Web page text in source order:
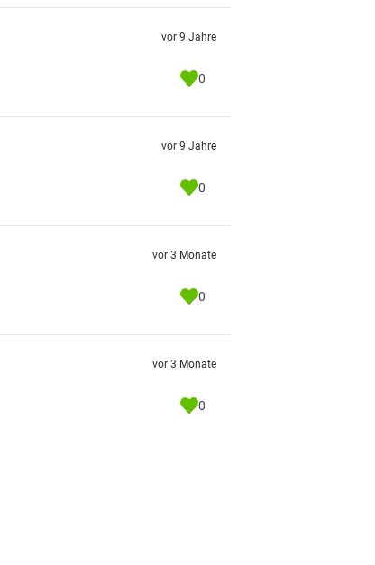
vor 9 Jahre
0
vor 9 Jahre
0
vor 3 Monate
0
vor 3 Monate
0